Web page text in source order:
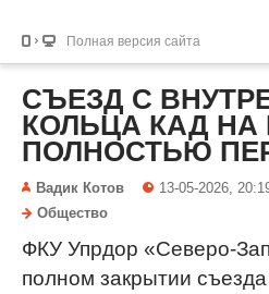
Полная версия сайта
СЪЕЗД С
КОЛЬЦА КАД НА
ПОЛНОСТЬЮ
Вадик Котов 13-05-2026,
Общество
ФКУ Упрдор «Северо-
полном закрытии